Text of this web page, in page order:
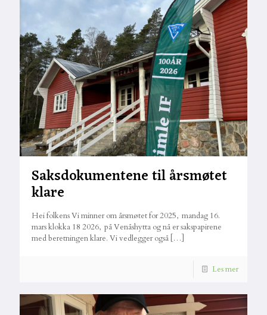
Saksdokumentene til årsmøtet
klare
Hei folkens Vi minner om årsmøtet for 2025, mandag 16.
mars klokka 18 2026, på Venåshytta og nå er sakspapirene
med beretningen klare. Vi vedlegger også […]
Les mer